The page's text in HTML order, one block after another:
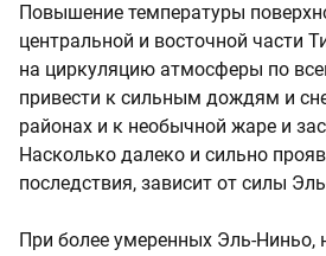
Повышение температуры
центральной и восточной части
на циркуляцию атмосферы по
привести к сильным дождям и
районах и к необычной жаре и
Насколько далеко и сильно
последствия, зависит от силы
При более умеренных Эль-Ниньо,